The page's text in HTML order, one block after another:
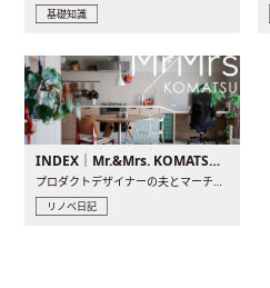
基礎知識
INDEX｜Mr.&Mrs. KOMATSU renovation diary
プロダクトデザイナーの夫とマーチャンダイザーの妻が、夫婦で..
リノベ日記